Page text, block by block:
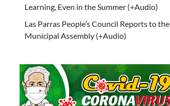
Learning, Even in the Summer (+Audio)
Las Parras People’s Council Reports to the
Municipal Assembly (+Audio)